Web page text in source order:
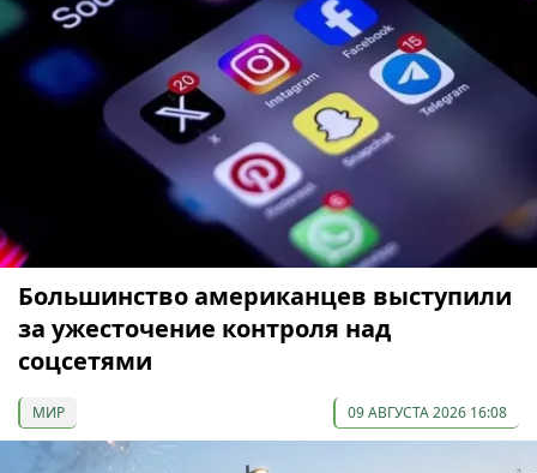
Большинство американцев выступили
за ужесточение контроля над
соцсетями
МИР 09 АВГУСТА 2026 16:08